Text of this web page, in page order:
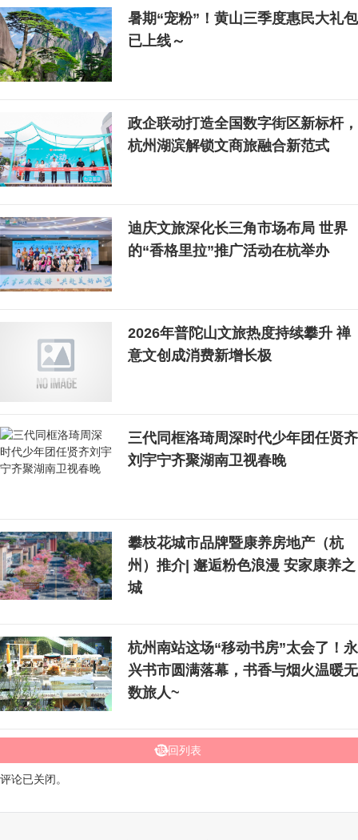
暑期“宠粉”！黄山三季度惠民大礼包
已上线～
政企联动打造全国数字街区新标杆，
杭州湖滨解锁文商旅融合新范式
迪庆文旅深化长三角市场布局 世界
的“香格里拉”推广活动在杭举办
2026年普陀山文旅热度持续攀升 禅
意文创成消费新增长极
三代同框洛琦周深时代少年团任贤齐
刘宇宁齐聚湖南卫视春晚
攀枝花城市品牌暨康养房地产（杭
州）推介| 邂逅粉色浪漫 安家康养之
城
杭州南站这场“移动书房”太会了！永
兴书市圆满落幕，书香与烟火温暖无
数旅人~
返回列表
评论已关闭。